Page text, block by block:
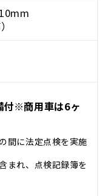
付※商用車は6ヶ
間に法定点検を実施
まれ、点検記録簿を